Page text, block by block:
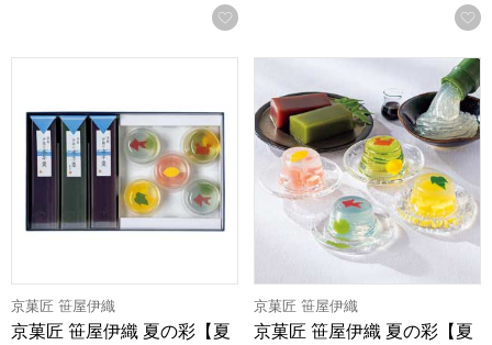
お気に入りに登録する
京菓匠 笹屋伊織 夏の彩【夏の贈りもの・お中元】[SN-30A]
京菓匠 笹屋伊織
京菓匠 笹屋伊織 夏の彩【夏
京菓匠 笹屋伊織 夏の彩【夏
京菓匠 笹屋伊織
京菓匠 笹屋伊織 夏の彩【夏